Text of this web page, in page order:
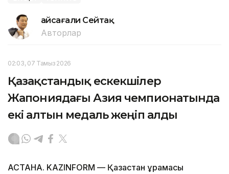
Ғайсағали Сейтақ
Авторлар
02:03, 07 Тамыз 2026
Қазақстандық ескекшілер
Жапониядағы Азия чемпионатында
екі алтын медаль жеңіп алды
АСТАНА. KAZINFORM — Қазақстан құрамасы